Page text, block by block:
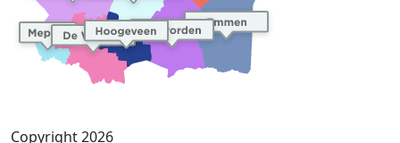
Copyright 2026